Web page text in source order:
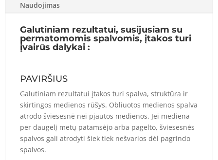
Naudojimas
Galutiniam rezultatui, susijusiam su
permatomomis spalvomis, įtakos turi
įvairūs dalykai :
PAVIRŠIUS
Galutiniam rezultatui įtakos turi spalva, struktūra ir
skirtingos medienos rūšys. Obliuotos medienos spalva
atrodo šviesesnė nei pjautos medienos. Jei mediena
per daugelį metų patamsėjo arba pagelto, šviesesnės
spalvos gali atrodyti šiek tiek nešvarios dėl pagrindo
spalvos.